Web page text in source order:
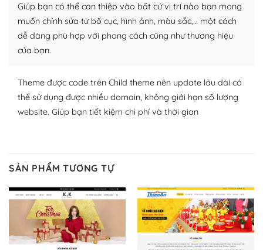
thích chọn lựa plugin và themes phù hợp cho mục đích
lập website của mình.
WordPress đa dạng plugin và themes
Với mọi Hosting bất kỳ thì WordPress đều có thể dễ
dàng thiết lập vì thực tế nó đã cung cấp khoảng 60%
trang web WordPress của bạn.
Dễ dàng lựa chọn Hosting cho website WordPress
– Bảo mật cực tốt
Vì WordPress hiện là nền tảng xây dựng trang web và
Giúp bạn có thể can thiệp vào bất cứ vị trí nào bạn mong
muốn chỉnh sửa từ bố cục, hình ảnh, màu sắc,… một cách
dễ dàng phù hợp với phong cách cũng như thương hiệu
của bạn.
Theme được code trên Child theme nên update lâu dài có
thể sử dụng được nhiều domain, không giới hạn số lượng
website. Giúp bạn tiết kiệm chi phí và thời gian
SẢN PHẨM TƯƠNG TỰ